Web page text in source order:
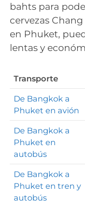
bahts para
cervezas
en Phuket,
lentas y
Transporte
De Bangkok a
Phuket en avión
De Bangkok a
Phuket en
autobús
De Bangkok a
Phuket en tren y
autobús